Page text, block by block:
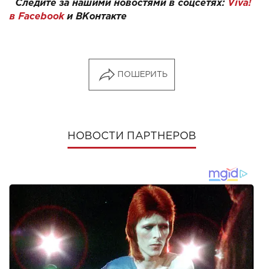
Следите за нашими новостями в соцсетях: Viva!
в Facebookи ВКонтакте
ПОШЕРИТЬ
НОВОСТИ ПАРТНЕРОВ